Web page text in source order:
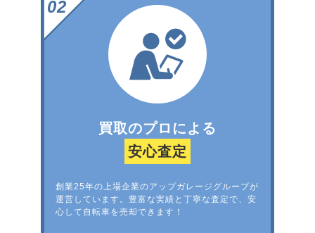
買取のプロによる
安心査定
創業25年の上場企業のアップガレージグループが
運営しています。豊富な実績と丁寧な査定で、安
心して自転車を売却できます！